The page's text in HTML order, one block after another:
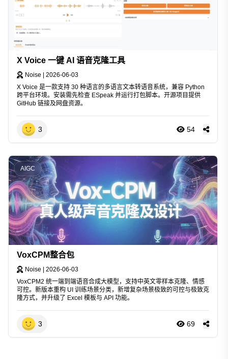
X Voice 一键 AI 语音克隆工具
Noise
2026-06-03
X Voice 是一款支持 30 种语言的多语言文本转语音系统，兼容 Python
跨平台环境。安装需先检查 ESpeak 并运行打包脚本。开源项目提供
GitHub 链接及网盘资源。
3 54
AIGC
VoxCPM整合包
Noise
2026-06-03
VoxCPM2 统一端到端语音合成大模型，支持中英文零样本克隆、情感
可控。新版本重构 UI 训练场景分类，新增复杂场景极致的可控与极致克
隆方式，并升级了 Excel 模板与 API 功能。
3 69